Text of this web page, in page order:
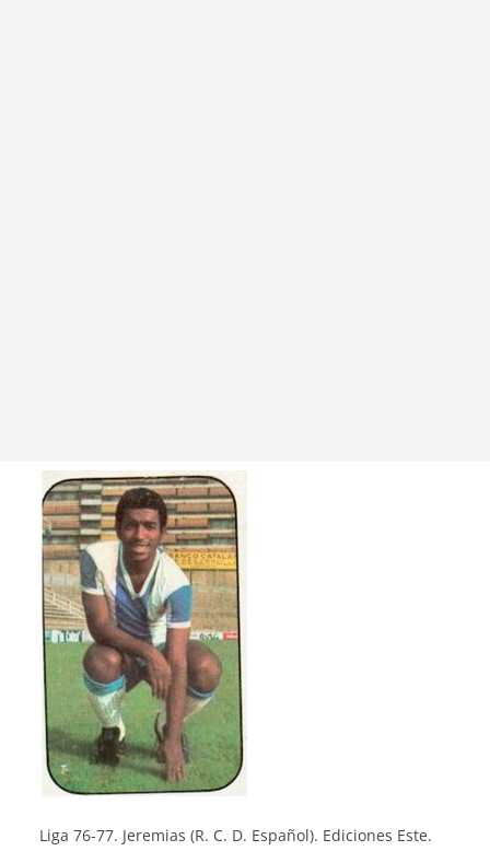
Liga 76-77. Jeremias (R. C. D. Español). Ediciones Este.